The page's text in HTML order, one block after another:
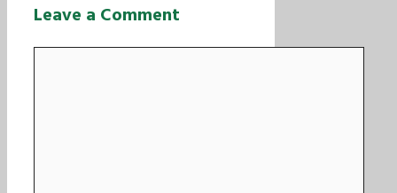
Leave a Comment